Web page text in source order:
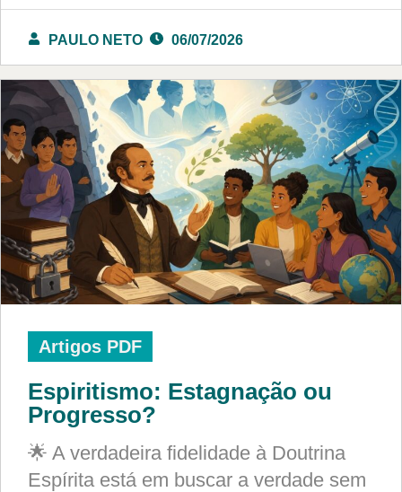
PAULO NETO 06/07/2026
Artigos PDF
Espiritismo: Estagnação ou
Progresso?
🌟 A verdadeira fidelidade à Doutrina
Espírita está em buscar a verdade sem